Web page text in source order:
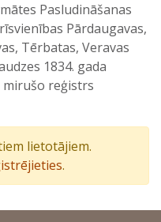
Pasludināšanas
Pārdaugavas,
Tērbatas, Veravas
1834. gada
reģistrs
lietotājiem.
.